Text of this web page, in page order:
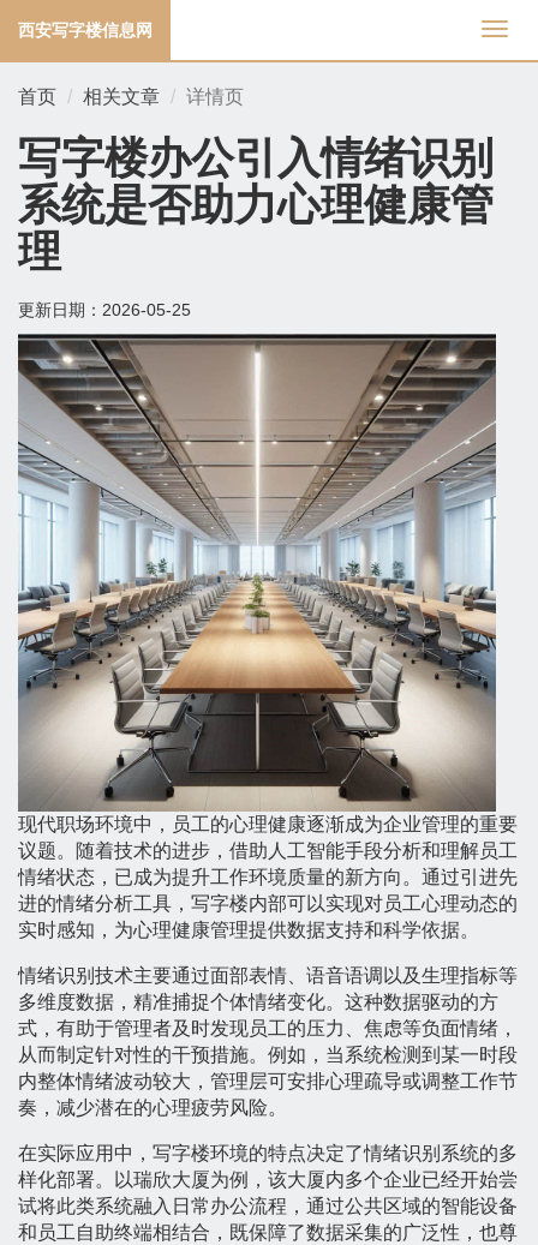
切
换
西安写字楼信息网
首页 相关文章 详情页
写字楼办公引入情绪识别
系统是否助力心理健康管
理
更新日期： 2026-05-25
现代职场环境中，员工的心理健康逐渐成为企业管理的重要
议题。随着技术的进步，借助人工智能手段分析和理解员工
情绪状态，已成为提升工作环境质量的新方向。通过引进先
进的情绪分析工具，写字楼内部可以实现对员工心理动态的
实时感知，为心理健康管理提供数据支持和科学依据。
情绪识别技术主要通过面部表情、语音语调以及生理指标等
多维度数据，精准捕捉个体情绪变化。这种数据驱动的方
式，有助于管理者及时发现员工的压力、焦虑等负面情绪，
从而制定针对性的干预措施。例如，当系统检测到某一时段
内整体情绪波动较大，管理层可安排心理疏导或调整工作节
奏，减少潜在的心理疲劳风险。
在实际应用中，写字楼环境的特点决定了情绪识别系统的多
样化部署。以瑞欣大厦为例，该大厦内多个企业已经开始尝
试将此类系统融入日常办公流程，通过公共区域的智能设备
和员工自助终端相结合，既保障了数据采集的广泛性，也尊